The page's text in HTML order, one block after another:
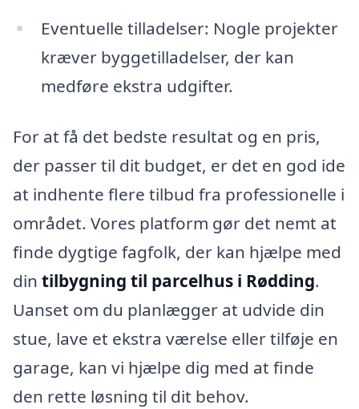
Eventuelle tilladelser: Nogle projekter
kræver byggetilladelser, der kan
medføre ekstra udgifter.
For at få det bedste resultat og en pris,
der passer til dit budget, er det en god ide
at indhente flere tilbud fra professionelle i
området. Vores platform gør det nemt at
finde dygtige fagfolk, der kan hjælpe med
din tilbygning til parcelhus i Rødding.
Uanset om du planlægger at udvide din
stue, lave et ekstra værelse eller tilføje en
garage, kan vi hjælpe dig med at finde
den rette løsning til dit behov.